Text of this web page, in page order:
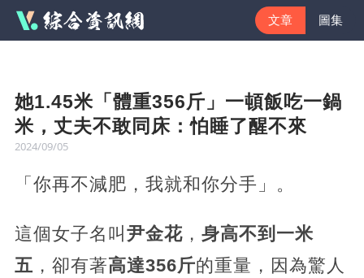
文章 圖集
她1.45米「體重356斤」一頓飯吃一鍋
米，丈夫不敢同床：怕睡了醒不來
2024/09/05
「你再不減肥，我就和你分手」。
這個女子名叫 尹金花， 身高不到一米
五 ，卻有著高達356斤的重量，因為驚人